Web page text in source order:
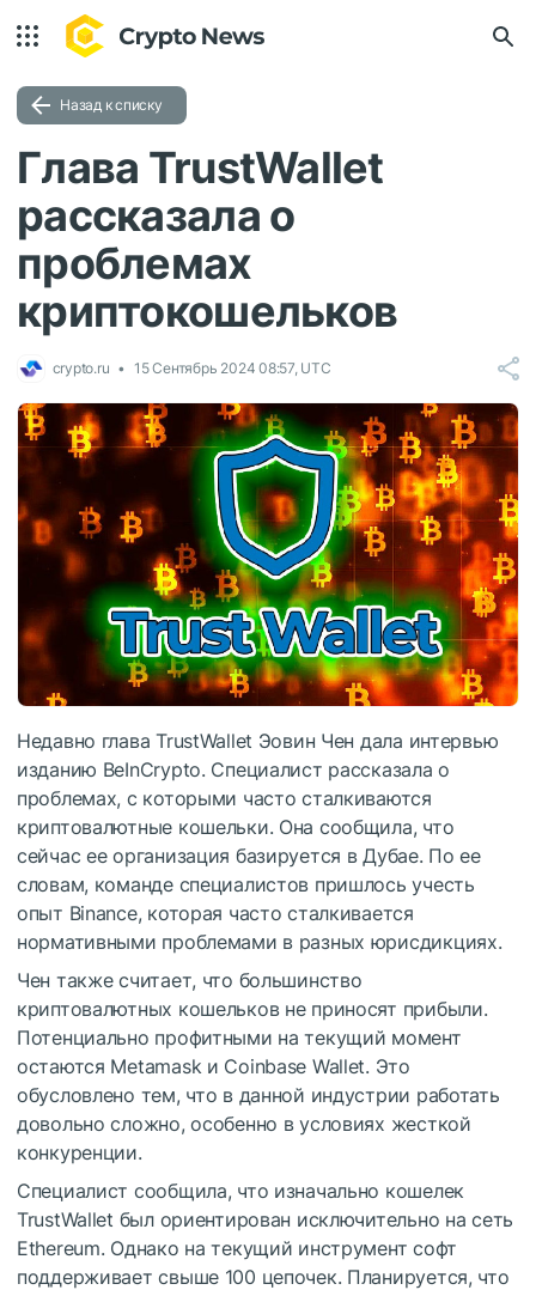
Назад к списку
Глава TrustWallet
рассказала о
проблемах
криптокошельков
crypto.ru 15 Сентябрь 2024 08:57, UTC
Недавно глава TrustWallet Эовин Чен дала интервью
изданию BeInCrypto. Специалист рассказала о
проблемах, с которыми часто сталкиваются
криптовалютные кошельки. Она сообщила, что
сейчас ее организация базируется в Дубае. По ее
словам, команде специалистов пришлось учесть
опыт Binance, которая часто сталкивается
нормативными проблемами в разных юрисдикциях.
Чен также считает, что большинство
криптовалютных кошельков не приносят прибыли.
Потенциально профитными на текущий момент
остаются Metamask и Coinbase Wallet. Это
обусловлено тем, что в данной индустрии работать
довольно сложно, особенно в условиях жесткой
конкуренции.
Специалист сообщила, что изначально кошелек
TrustWallet был ориентирован исключительно на сеть
Ethereum. Однако на текущий инструмент софт
поддерживает свыше 100 цепочек. Планируется, что